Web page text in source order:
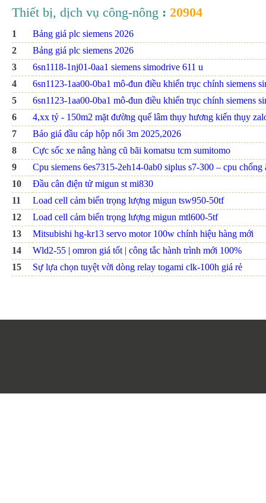
Thiết bị, dịch vụ công-nông : 20904
1
Bảng giá plc siemens 2026
2
Bảng giá plc siemens 2026
3
6sn1118-1nj01-0aa1 siemens simodrive 611 u
4
6sn1123-1aa00-0ba1 mô-đun điều khiển trục chính siemens
5
6sn1123-1aa00-0ba1 mô-đun điều khiển trục chính siemens
6
4,xx tỷ - 150m2 mặt đường quế lâm thụy hương kiến thụy
7
Báo giá đầu cáp hộp nối 3m 2025,2026
8
Cực sốc xe nâng hàng cũ bãi komatsu tcm sumitomo
9
Cpu siemens 6es7315-2eh14-0ab0 siplus s7-300 – cpu
10
Đầu cân điện tử migun st mi830
11
Load cell cảm biến trọng lượng migun tsw950-50tf
12
Load cell cảm biến trọng lượng migun mtl600-5tf
13
Mitsubishi hg-kr13 servo motor 100w chính hiệu hàng mới
14
Wld2-55 | omron giá tốt | công tắc hành trình mới 100%
15
Sự lựa chọn tuyệt vời dòng relay togami clk-100h giá rẻ